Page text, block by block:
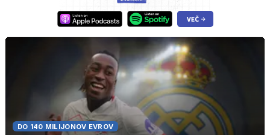
DO 140 MILIJONOV EVROV